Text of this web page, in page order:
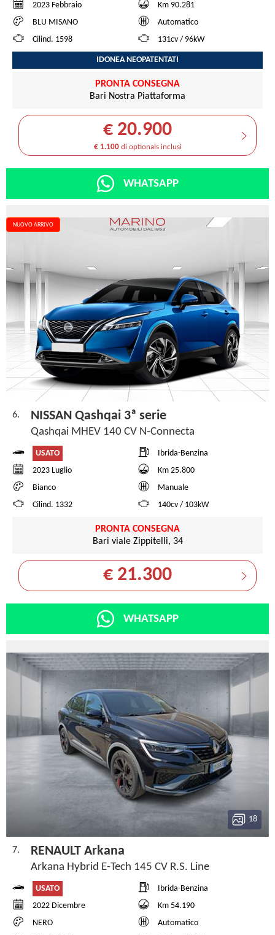
2023 Febbraio
Km 90.281
BLU MISANO
Automatico
Cilind. 1598
131cv / 96kW
IDONEA NEOPATENTATI
PRONTA CONSEGNA
Bari Nostra Piattaforma
€ 20.900
€ 1.100di optionals inclusi
WHATSAPP
NUOVO ARRIVO
6. NISSAN Qashqai 3ª serie
Qashqai MHEV 140 CV N-Connecta
USATO
Ibrida-Benzina
2023 Luglio
Km 25.800
Bianco
Manuale
Cilind. 1332
140cv / 103kW
PRONTA CONSEGNA
Bari viale Zippitelli, 34
€ 21.300
WHATSAPP
18
7. RENAULT Arkana
Arkana Hybrid E-Tech 145 CV R.S. Line
USATO
Ibrida-Benzina
2022 Dicembre
Km 54.190
NERO
Automatico